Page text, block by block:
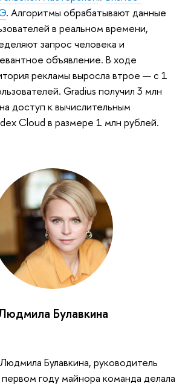
. Алгоритмы обрабатывают данные
в реальном времени,
запрос человека и
объявление. В ходе
рекламы выросла втрое — с 1
Gradius получил 3 млн
доступ к вычислительным
Cloud в размере 1 млн рублей.
Булавкина
Булавкина, руководитель
году майнора команда делала